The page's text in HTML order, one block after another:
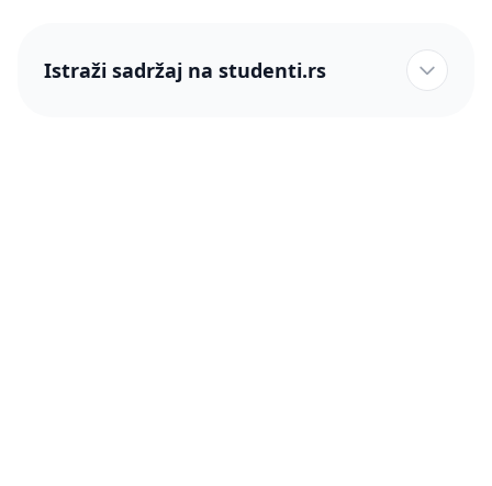
Istraži sadržaj na studenti.rs